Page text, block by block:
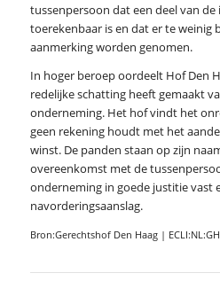
tussenpersoon dat een deel van
toerekenbaar is en dat er te weinig
aanmerking worden genomen.
In hoger beroep oordeelt Hof Den
redelijke schatting heeft gemaakt
onderneming. Het hof vindt het
geen rekening houdt met het
winst. De panden staan op zijn
overeenkomst met de
onderneming in goede justitie vast
navorderingsaanslag.
Bron:Gerechtshof Den Haag |